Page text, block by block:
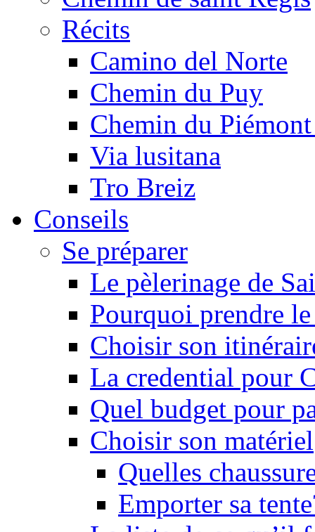
Récits
Camino del Norte
Chemin du Puy
Chemin du
Via lusitana
Tro Breiz
Conseils
Se préparer
Le pèlerinage de
Pourquoi prendre
Choisir son
La credential pour
Quel budget pour
Choisir son matériel
Quelles
Emporter sa